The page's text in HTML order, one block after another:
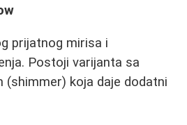
prijatnog mirisa i
Postoji varijanta sa
koja daje dodatni